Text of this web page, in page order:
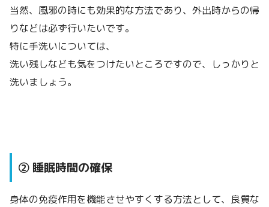
当然、風邪の時にも効果的な方法であり、外出時からの帰
りなどは必ず行いたいです。
特に手洗いについては、
洗い残しなども気をつけたいところですので、しっかりと
洗いましょう。
② 睡眠時間の確保
身体の免疫作用を機能させやすくする方法として、良質な